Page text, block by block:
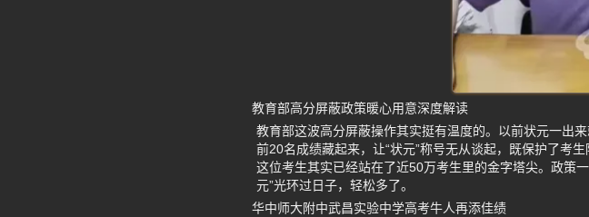
教育部高分屏蔽政策暖心用意深度解读
教育部这波高分屏蔽操作其实挺有温度的。以前状元一出
前20名成绩藏起来，让“状元”称号无从谈起，既保护了考
这位考生其实已经站在了近50万考生里的金字塔尖。政策
元”光环过日子，轻松多了。
华中师大附中武昌实验中学高考牛人再添佳绩